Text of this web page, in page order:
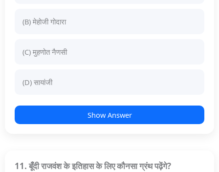
(B) मेहोजी गोदारा
(C) मुहणोत नैणसी
(D) सायांजी
Show Answer
11. बूँदी राजवंश के इतिहास के लिए कौनसा ग्रंथ पढ़ेंगे?